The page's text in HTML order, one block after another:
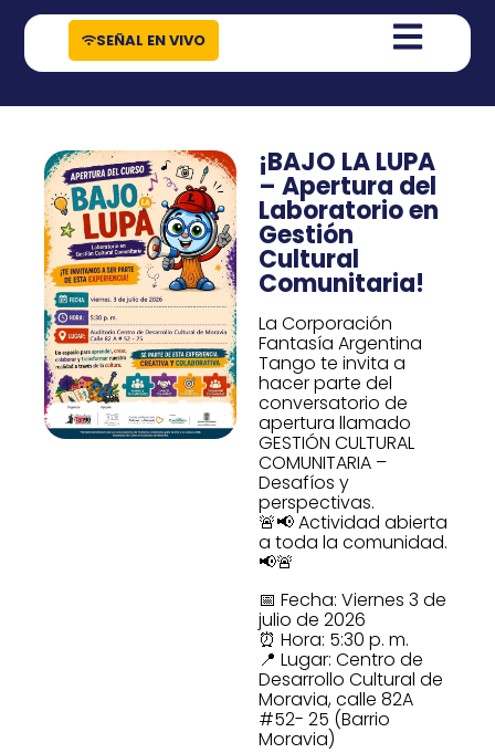
contenido
SEÑAL EN VIVO
¡BAJO LA LUPA
– Apertura del
Laboratorio en
Gestión
Cultural
Comunitaria!
La Corporación
Fantasía Argentina
Tango te invita a
hacer parte del
conversatorio de
apertura llamado
GESTIÓN CULTURAL
COMUNITARIA –
Desafíos y
perspectivas.
🚨📢 Actividad abierta
a toda la comunidad.
📢🚨
📅 Fecha: Viernes 3 de
julio de 2026
⏰ Hora: 5:30 p. m.
📍 Lugar: Centro de
Desarrollo Cultural de
Moravia, calle 82A
#52- 25 (Barrio
Moravia)